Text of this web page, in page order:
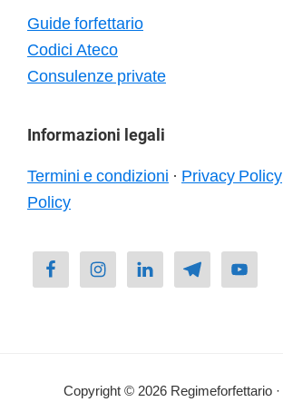
Guide forfettario
Codici Ateco
Consulenze private
Informazioni legali
Termini e condizioni · Privacy Policy
Policy
Copyright © 2026 Regimeforfettario ·